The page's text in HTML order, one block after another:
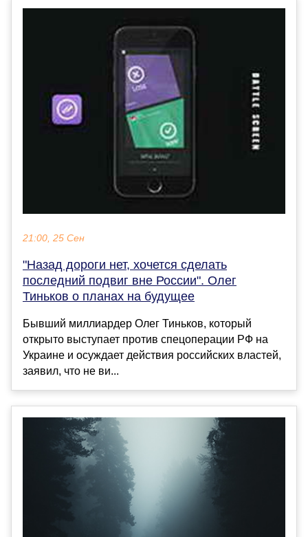
21:00, 25 Сен
"Назад дороги нет, хочется сделать
последний подвиг вне России". Олег
Тиньков о планах на будущее
Бывший миллиардер Олег Тиньков, который
открыто выступает против спецоперации РФ на
Украине и осуждает действия российских властей,
заявил, что не ви...